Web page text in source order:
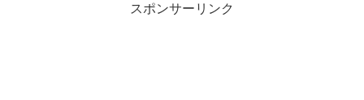
スポンサーリンク